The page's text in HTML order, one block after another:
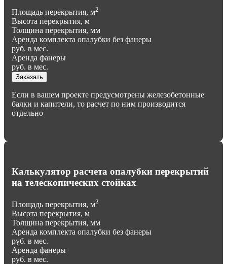
Площадь перекрытия, м2
Высота перекрытия, м
Толщина перекрытия, мм
Аренда комплекта опалубки без фанеры
руб. в мес.
Аренда фанеры
руб. в мес.
Заказать
Если в вашем проекте предусмотрены железобетонные
балки и капители, то расчет по ним производится
отдельно
Калькулятор расчета опалубки перекрытий
на телескопических стойках
Площадь перекрытия, м2
Высота перекрытия, м
Толщина перекрытия, мм
Аренда комплекта опалубки без фанеры
руб. в мес.
Аренда фанеры
руб. в мес.